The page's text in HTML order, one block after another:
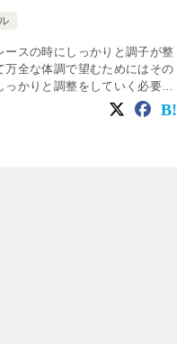
ースの時にしっかりと調子が整
万全な体調で望むためにはその
っかりと調整をしていく必要が
。 今回は、試合当日にフォーカ
合当日の動き方を学んでいきま